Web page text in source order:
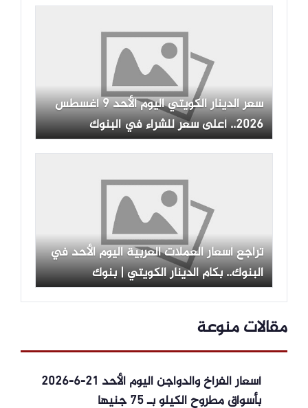
سعر الدينار الكويتي اليوم الأحد 9 أغسطس
2026.. أعلى سعر للشراء في البنوك
تراجع أسعار العملات العربية اليوم الأحد في
البنوك.. بكام الدينار الكويتي | بنوك
مقالات منوعة
أسعار الفراخ والدواجن اليوم الأحد 21-6-2026
بأسواق مطروح الكيلو بـ 75 جنيها